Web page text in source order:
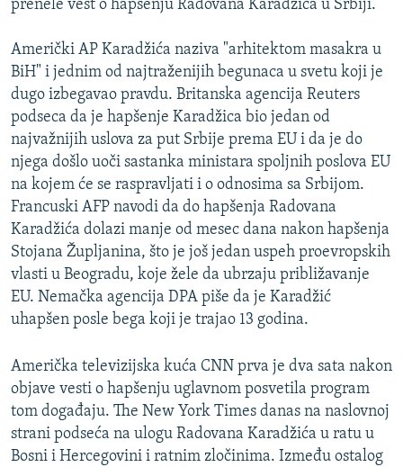
SVE KARTE DEJTONA
NASTANAK I RASPAD JUGOSLAVIJE
prenele vest o hapšenju Radovana Karadžića u Srbiji.
Američki AP Karadžića naziva "arhitektom masakra u
BiH" i jednim od najtraženijih begunaca u svetu koji je
dugo izbegavao pravdu. Britanska agencija Reuters
podseca da je hapšenje Karadžica bio jedan od
najvažnijih uslova za put Srbije prema EU i da je do
njega došlo uoči sastanka ministara spoljnih poslova EU
na kojem će se raspravljati i o odnosima sa Srbijom.
Francuski AFP navodi da do hapšenja Radovana
Karadžića dolazi manje od mesec dana nakon hapšenja
Stojana Župljanina, što je još jedan uspeh proevropskih
vlasti u Beogradu, koje žele da ubrzaju približavanje
EU. Nemačka agencija DPA piše da je Karadžić
uhapšen posle bega koji je trajao 13 godina.
Američka televizijska kuća CNN prva je dva sata nakon
objave vesti o hapšenju uglavnom posvetila program
tom događaju. The New York Times danas na naslovnoj
strani podseća na ulogu Radovana Karadžića u ratu u
Bosni i Hercegovini i ratnim zločinima. Između ostalog